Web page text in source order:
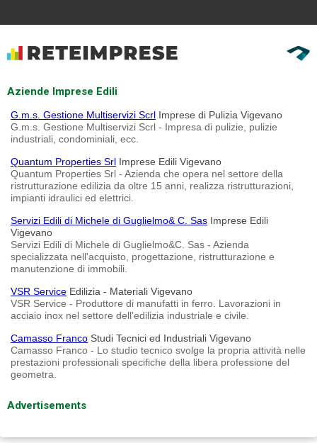
Aziende Imprese Edili
G.m.s. Gestione Multiservizi Scrl Imprese di Pulizia Vigevano
G.m.s. Gestione Multiservizi Scrl - Impresa di pulizie, pulizie
industriali, condominiali, ecc.
Quantum Properties Srl Imprese Edili Vigevano
Quantum Properties Srl - Azienda che opera nel settore della
ristrutturazione edilizia da oltre 15 anni, realizza ristrutturazioni,
impianti idraulici ed elettrici.
Servizi Edili di Michele di Guglielmo& C. Sas Imprese Edili
Vigevano
Servizi Edili di Michele di Guglielmo&C. Sas - Azienda
specializzata nell'acquisto, progettazione, ristrutturazione e
manutenzione di immobili.
VSR Service Edilizia - Materiali Vigevano
VSR Service - Produttore di manufatti in ferro. Lavorazioni in
acciaio inox nel settore dell'edilizia industriale e civile.
Camasso Franco Studi Tecnici ed Industriali Vigevano
Camasso Franco - Lo studio tecnico svolge la propria attività nelle
prestazioni professionali specifiche della libera professione del
geometra.
Advertisements